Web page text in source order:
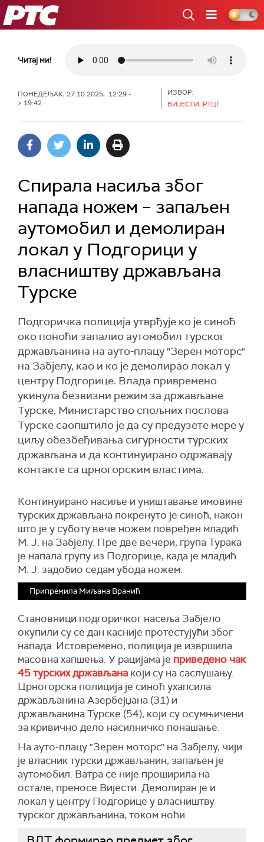
РТС
Читај ми!
ПОНЕДЕЉАК, 27.10.2025, 12:29 -
> 19:42
ИЗВОР:
ВИЈЕСТИ, РТЦГ
Спирала насиља због
напада ножем – запаљен
аутомобил и демолиран
локал у Подгорици у
власништву држављана
Турске
Подгоричка полиција утврђује ко је синоћ
око поноћи запалио аутомобил турског
држављанина на ауто-плацу "Зерен моторс"
на Забјелу, као и ко је демолирао локал у
центру Подгорице. Влада привремено
укинула безвизни режим за држављане
Турске. Министарство спољних послова
Турске саопштило је да су предузете мере у
циљу обезбеђивања сигурности турских
држављана и да континуирано одржавају
контакте са црногорским властима.
Континуирано насиље и уништавање имовине
турских држављана покренуто је синоћ, након
што је у суботу вече ножем повређен младић
М. Ј. на Забјелу. Пре две вечери, група Турака
је напала групу из Подгорице, када је младић
М. Ј. задобио седам убода ножем.
Припремила Миљана Вранић
Становници подгоричког насеља Забјело
окупили су се дан касније протестујући због
напада. Истовремено, полиција је извршила
масовна хапшења. У рацијама је приведено чак
45 турских држављана који су на саслушању.
Црногорска полиција је синоћ ухапсила
држављанина Азербејџана (31) и
држављанина Турске (54), који су осумњичени
за кривично дело насилничко понашање.
На ауто-плацу "Зерен моторс" на Забјелу, чији
је власник турски држављанин, запаљен је
аутомобил. Ватра се није проширила на
остале, преносе Вијести. Демолиран је и
локал у центру Подгорице у власништву
турског држављанина, током ноћи.